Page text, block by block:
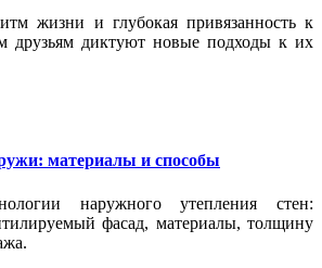
жизни и глубокая привязанность к
друзьям диктуют новые подходы к их
материалы и способы
наружного утепления стен:
фасад, материалы, толщину